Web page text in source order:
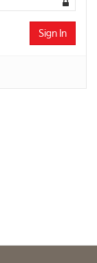
Sign In